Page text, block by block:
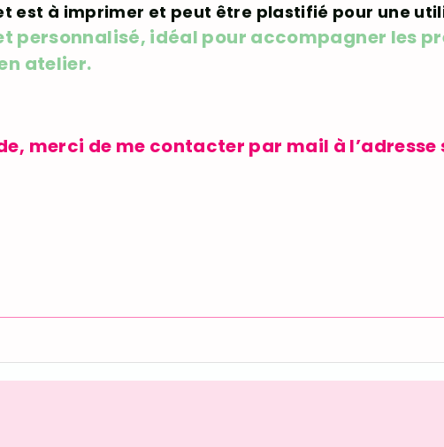
est à imprimer et peut être plastifié pour une
personnalisé, idéal pour accompagner les
atelier.
merci de me contacter par mail à l’adresse